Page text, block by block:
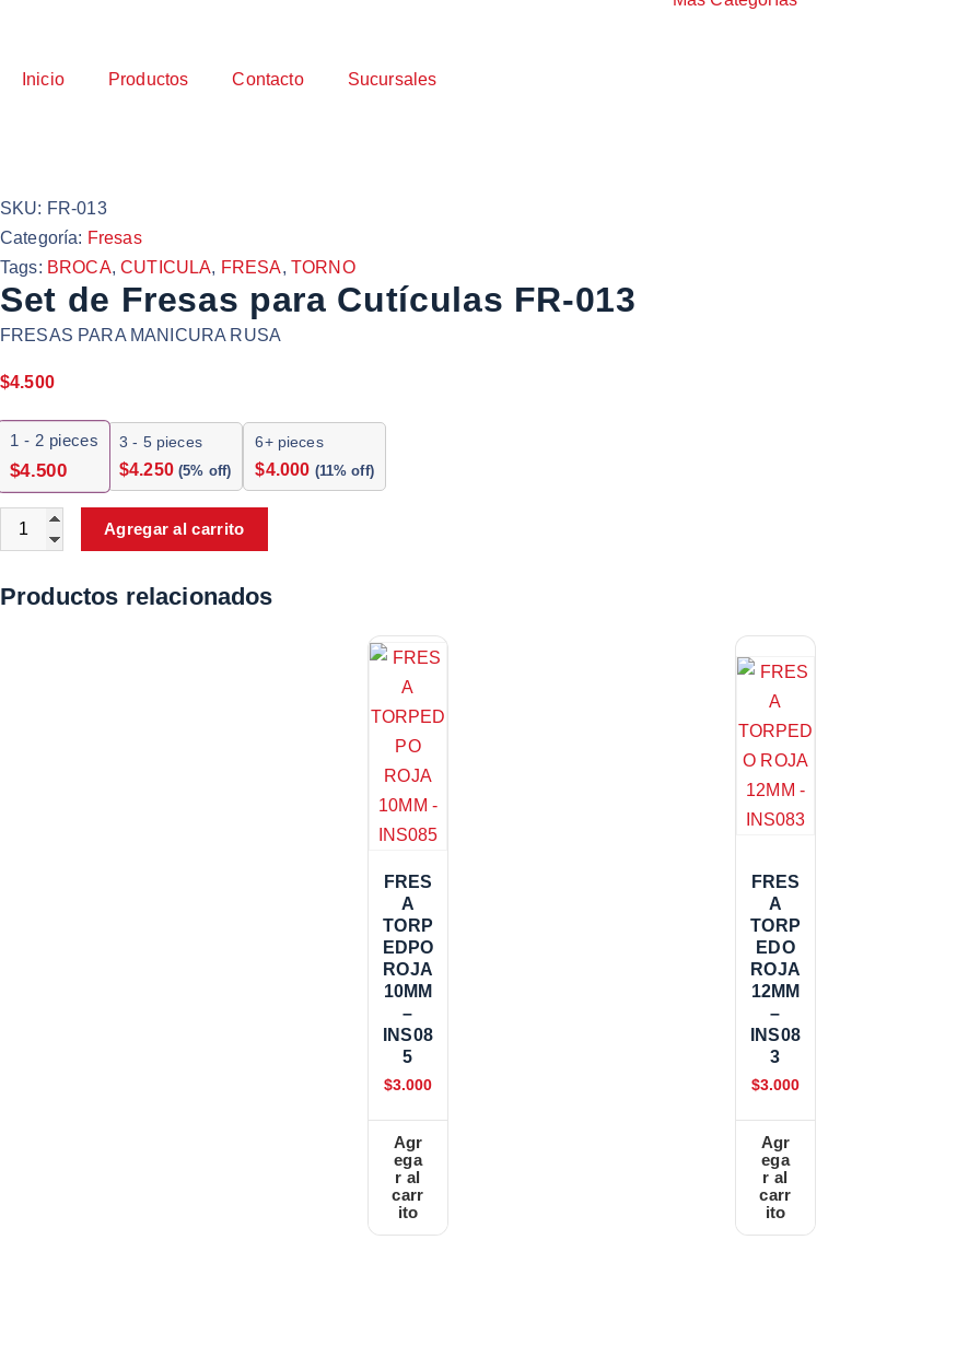
Inicio Productos Contacto Sucursales
SKU: FR-013
Categoría: Fresas
Tags: BROCA,CUTICULA, FRESA, TORNO
Set de Fresas para Cutículas FR-013
FRESAS PARA MANICURA RUSA
$4.500
1 - 2 pieces
$4.500
3 - 5 pieces
$4.250 (5% off)
6+ pieces
$4.000 (11% off)
Agregar al carrito
Productos relacionados
FRES
A
TORP
EDPO
ROJA
10MM
–
INS08
5
$3.000
Agr
ega
r al
carr
ito
FRES
A
TORP
EDO
ROJA
12MM
–
INS08
3
$3.000
Agr
ega
r al
carr
ito